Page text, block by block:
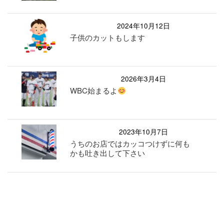
2024年10月12日
子供のカットもします
2026年3月4日
WBC始まるよ
2023年10月7日
うちのお店ではカッコつけずに何も
かも吐き出して下さい